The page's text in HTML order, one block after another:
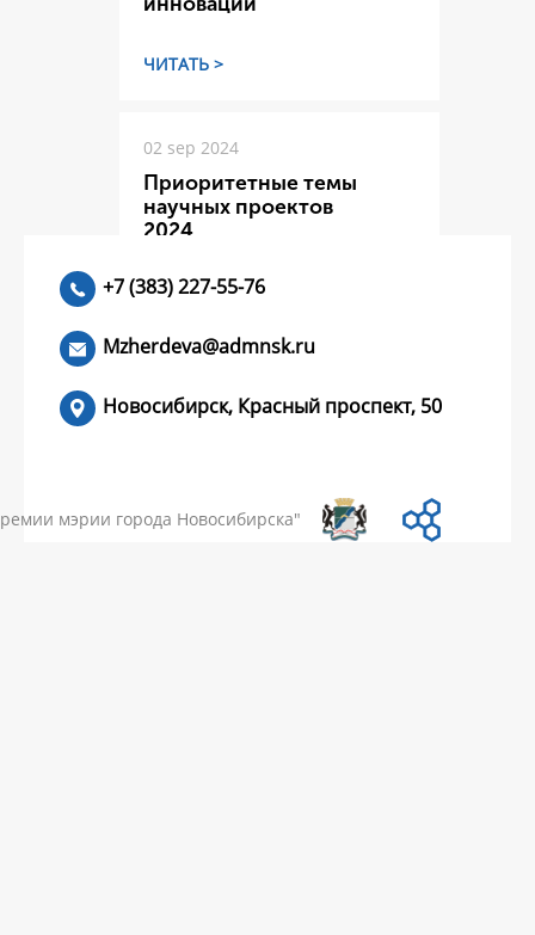
ЧИТАТЬ >
02 sep 2024
Приоритетные темы
научных проектов
2024
ЧИТАТЬ >
+7 (383) 227-55-76
Mzherdeva@admnsk.ru
Новосибирск, Красный проспект, 50
мэрии города Новосибирска"